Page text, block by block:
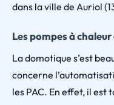
dans la ville de Auriol
Les pompes à
La domotique s’est
concerne
les PAC. En effet, il